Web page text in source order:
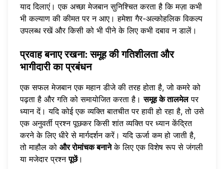
याद दिलाएं। एक अच्छा मेजबान सुनिश्चित करता है कि मज़ा कभी
भी कल्याण की कीमत पर न आए। हमेशा गैर-अल्कोहलिक विकल्प
उपलब्ध रखें और किसी को भी पीने के लिए कभी दबाव न डालें।
प्रवाह बनाए रखना: समूह की गतिशीलता और
भागीदारी का प्रबंधन
एक सफल मेजबान एक महान डीजे की तरह होता है, जो कमरे को
पढ़ता है और गति को समायोजित करता है।समूह के तालमेलपर
ध्यान दें। यदि कोई एक व्यक्ति बातचीत पर हावी हो रहा है, तो उसे
एक अनुवर्ती प्रश्न पूछकर किसी शांत व्यक्ति पर ध्यान केंद्रित
करने के लिए धीरे से मार्गदर्शन करें। यदि ऊर्जा कम हो जाती है,
तो माहौल को और रोमांचक बनानेके लिए एक विशेष रूप से जंगली
या मजेदार प्रश्नपूछें।